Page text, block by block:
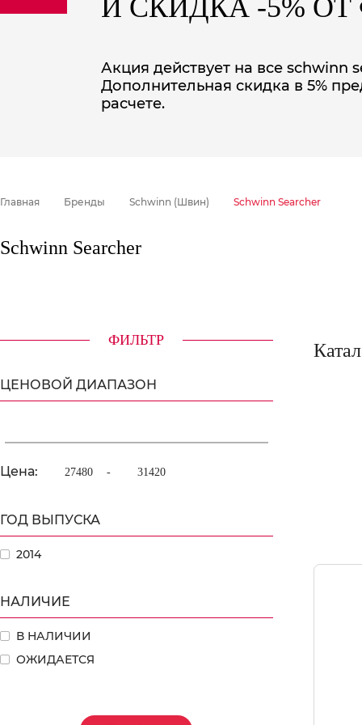
sale
И СКИДКА -5%
Акция действует на все schwinn
Дополнительная скидка в 5%
расчете.
Главная Бренды Schwinn (Швин) Schwinn Searcher
Schwinn Searcher
ФИЛЬТР
ЦЕНОВОЙ ДИАПАЗОН
Цена: -
ГОД ВЫПУСКА
2014
НАЛИЧИЕ
В НАЛИЧИИ
ОЖИДАЕТСЯ